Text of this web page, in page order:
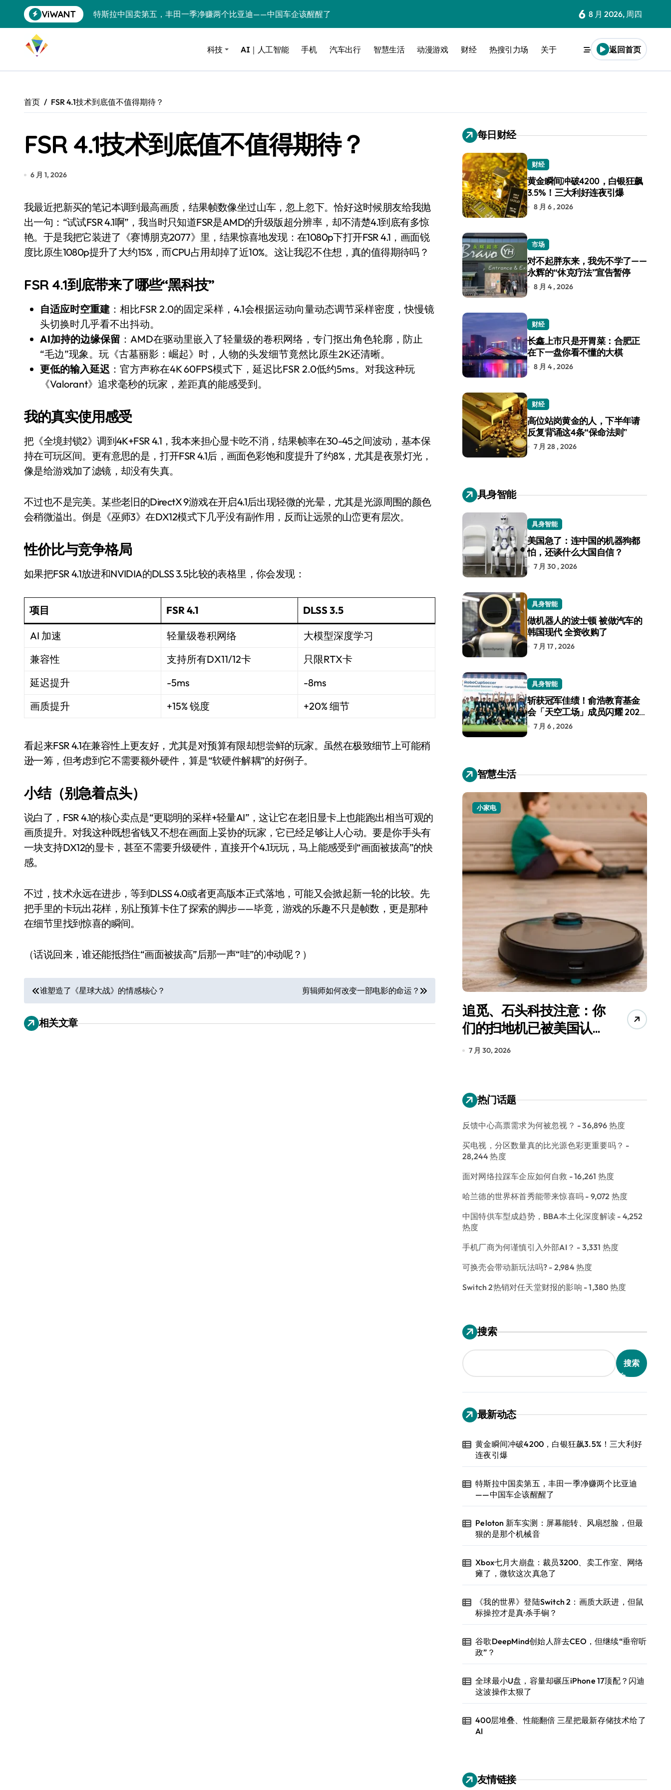
到
ViWANT
特斯拉中国卖第五，丰田一季净赚两个比亚迪——中国车企该醒醒了
Xbox七月大崩盘：裁员3200、卖工作室、网络瘫了，微软这次真急了
《我的世界》登陆Switch 2：画质大跃进，但鼠标操控才是真·杀手锏？
全球最小U盘，容量却碾压iPhone 17顶配？闪迪这波操作太狠了
400层堆叠、性能翻倍 三星把最新存储技术给了AI
召回X9、合作大众遇冷、高端梦碎：小鹏的“多事之夏”
Xbox 25岁生日送壁纸送徽章，就是不送主机，你领不领？
别再用汽车USB给MacBook充电了！老司机教你3招真·快充
花钱买宝马，启动先看蜘蛛侠？”车主怒了：车内不是广告屏！
你的U盘格式对了吗？详解exFAT和NTFS的终极对决
维修店最怕的“作死”操作：把手机塞冰箱，你中招了吗？
轻到忽略不计 大疆Mini 2S内录实测，值不值得冲？
从“卖电视”到“定规则”：海信拿下RGB-Mini LED全球话语权
对不起胖东来，我先不学了——永辉的“休克疗法”宣告暂停
小米涨价！K90跳上3099，小米17标准版逼近4800
长鑫上市只是开胃菜：合肥正在下一盘你看不懂的大棋
耳机低音像白开水？90%的人第一步就做错了
复古玩家狂喜：Anbernic第三次复刻GBA SP，情怀拉满
AirTag 新版到底香不香？一篇帮你避坑+种草
Apple Watch 表盘还能这么玩？保姆级教程，有手就会！
“内存危机”只是幌子，苹果清库存的吃相越来越难看了
6 8 月 2026, 周四
科技 AI｜人工智能 手机 汽车出行 智慧生活 动漫游戏 财经 热搜引力场 关于 返回首页
首页 FSR 4.1技术到底值不值得期待？
FSR 4.1技术到底值不值得期待？
6 月 1, 2026
我最近把新买的笔记本调到最高画质，结果帧数像坐过山车，忽上忽下。恰好这时候朋友给我抛
出一句：“试试FSR 4.1啊”，我当时只知道FSR是AMD的升级版超分辨率，却不清楚4.1到底有多惊
艳。于是我把它装进了《赛博朋克2077》里，结果惊喜地发现：在1080p下打开FSR 4.1，画面锐
度比原生1080p提升了大约15%，而CPU占用却掉了近10%。这让我忍不住想，真的值得期待吗？
FSR 4.1到底带来了哪些“黑科技”
自适应时空重建 ：相比FSR 2.0的固定采样，4.1会根据运动向量动态调节采样密度，快慢镜
头切换时几乎看不出抖动。
AI加持的边缘保留 ：AMD在驱动里嵌入了轻量级的卷积网络，专门抠出角色轮廓，防止
“毛边”现象。玩《古墓丽影：崛起》时，人物的头发细节竟然比原生2K还清晰。
更低的输入延迟 ：官方声称在4K 60FPS模式下，延迟比FSR 2.0低约5ms。对我这种玩
《Valorant》追求毫秒的玩家，差距真的能感受到。
我的真实使用感受
把《全境封锁2》调到4K+FSR 4.1，我本来担心显卡吃不消，结果帧率在30-45之间波动，基本保
持在可玩区间。更有意思的是，打开FSR 4.1后，画面色彩饱和度提升了约8%，尤其是夜景灯光，
像是给游戏加了滤镜，却没有失真。
不过也不是完美。某些老旧的DirectX 9游戏在开启4.1后出现轻微的光晕，尤其是光源周围的颜色
会稍微溢出。倒是《巫师3》在DX12模式下几乎没有副作用，反而让远景的山峦更有层次。
性价比与竞争格局
如果把FSR 4.1放进和NVIDIA的DLSS 3.5比较的表格里，你会发现：
项目 FSR 4.1 DLSS 3.5
AI 加速 轻量级卷积网络
大模型深度学习
兼容性
支持所有DX11/12卡
只限RTX卡
延迟提升
-5ms
-8ms
画质提升
+15% 锐度 +20% 细节
看起来FSR 4.1在兼容性上更友好，尤其是对预算有限却想尝鲜的玩家。虽然在极致细节上可能稍
逊一筹，但考虑到它不需要额外硬件，算是“软硬件解耦”的好例子。
小结（别急着点头）
说白了，FSR 4.1的核心卖点是“更聪明的采样+轻量AI”，这让它在老旧显卡上也能跑出相当可观的
画质提升。对我这种既想省钱又不想在画面上妥协的玩家，它已经足够让人心动。要是你手头有
一块支持DX12的显卡，甚至不需要升级硬件，直接开个4.1玩玩，马上能感受到“画面被拔高”的快
感。
不过，技术永远在进步，等到DLSS 4.0或者更高版本正式落地，可能又会掀起新一轮的比较。先
把手里的卡玩出花样，别让预算卡住了探索的脚步——毕竟，游戏的乐趣不只是帧数，更是那种
在细节里找到惊喜的瞬间。
（话说回来，谁还能抵挡住“画面被拔高”后那一声“哇”的冲动呢？）
文
章
导
谁塑造了《星球大战》的情感核心？ 剪辑师如何改变一部电影的命运？
相关文章
每日财经
财经
黄金瞬间冲破4200，白银狂飙
3.5%！三大利好连夜引爆
8 月 6 , 2026
市场
对不起胖东来，我先不学了——
永辉的“休克疗法”宣告暂停
8 月 4 , 2026
财经
长鑫上市只是开胃菜：合肥正
在下一盘你看不懂的大棋
8 月 4 , 2026
财经
高位站岗黄金的人，下半年请
反复背诵这4条“保命法则”
7 月 28 , 2026
具身智能
具身智能
美国急了：连中国的机器狗都
怕，还谈什么大国自信？
7 月 30 , 2026
具身智能
做机器人的波士顿 被做汽车的
韩国现代 全资收购了
7 月 17 , 2026
具身智能
斩获冠军佳绩！俞浩教育基金
会「天空工场」成员闪耀 2026
RoboCup 机器人世界杯
7 月 6 , 2026
智慧生活
王重塑重载电梯行业格局
海信拿下RGB-Mini LED
小家电
追觅、石头科技注意：你
们的扫地机已被美国认定
为“战略武器”
7 月 30, 2026
热门话题
反馈中心高票需求为何被忽视？ - 36,896 热度
买电视，分区数量真的比光源色彩更重要吗？ -
28,244 热度
面对网络拉踩车企应如何自救 - 16,261 热度
哈兰德的世界杯首秀能带来惊喜吗 - 9,072 热度
中国特供车型成趋势，BBA本土化深度解读 - 4,252
热度
手机厂商为何谨慎引入外部AI？ - 3,331 热度
可换壳会带动新玩法吗? - 2,984 热度
Switch 2热销对任天堂财报的影响 - 1,380 热度
搜索
搜索
最新动态
黄金瞬间冲破4200，白银狂飙3.5%！三大利好
连夜引爆
特斯拉中国卖第五，丰田一季净赚两个比亚迪
——中国车企该醒醒了
Peloton 新车实测：屏幕能转、风扇怼脸，但最
狠的是那个机械音
Xbox七月大崩盘：裁员3200、卖工作室、网络
瘫了，微软这次真急了
《我的世界》登陆Switch 2：画质大跃进，但鼠
标操控才是真·杀手锏？
谷歌DeepMind创始人辞去CEO，但继续“垂帘听
政”？
全球最小U盘，容量却碾压iPhone 17顶配？闪迪
这波操作太狠了
400层堆叠、性能翻倍 三星把最新存储技术给了
AI
友情链接